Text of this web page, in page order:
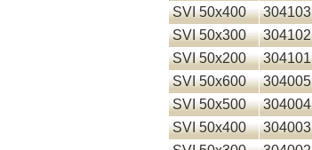
SVI 50x400
304103
SVI 50x300
304102
SVI 50x200
304101
SVI 50x600
304005
SVI 50x500
304004
SVI 50x400
304003